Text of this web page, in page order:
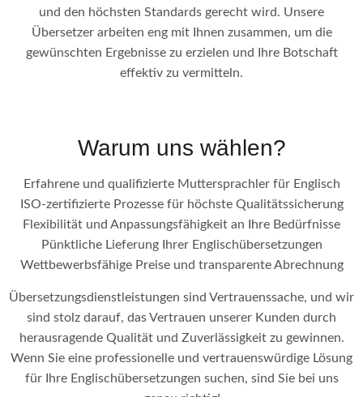
und den höchsten Standards gerecht wird. Unsere
Übersetzer arbeiten eng mit Ihnen zusammen, um die
gewünschten Ergebnisse zu erzielen und Ihre Botschaft
effektiv zu vermitteln.
Warum uns wählen?
Erfahrene und qualifizierte Muttersprachler für Englisch
ISO-zertifizierte Prozesse für höchste Qualitätssicherung
Flexibilität und Anpassungsfähigkeit an Ihre Bedürfnisse
Pünktliche Lieferung Ihrer Englischübersetzungen
Wettbewerbsfähige Preise und transparente Abrechnung
Übersetzungsdienstleistungen sind Vertrauenssache, und wir
sind stolz darauf, das Vertrauen unserer Kunden durch
herausragende Qualität und Zuverlässigkeit zu gewinnen.
Wenn Sie eine professionelle und vertrauenswürdige Lösung
für Ihre Englischübersetzungen suchen, sind Sie bei uns